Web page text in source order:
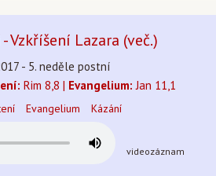
Vzkříšení Lazara (več.)
- 5. neděle postní
Rim 8,8 | Evangelium: Jan 11,1
Evangelium Kázání
videozáznam